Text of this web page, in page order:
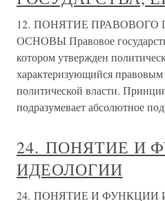
12. ПОНЯТИЕ ПРАВОВОГО
ОСНОВЫ Правовое
котором утвержден
характеризующийся
политической власти.
подразумевает абсолютное
24. ПОНЯТИЕ И
ИДЕОЛОГИИ
24. ПОНЯТИЕ И ФУНКЦИИ